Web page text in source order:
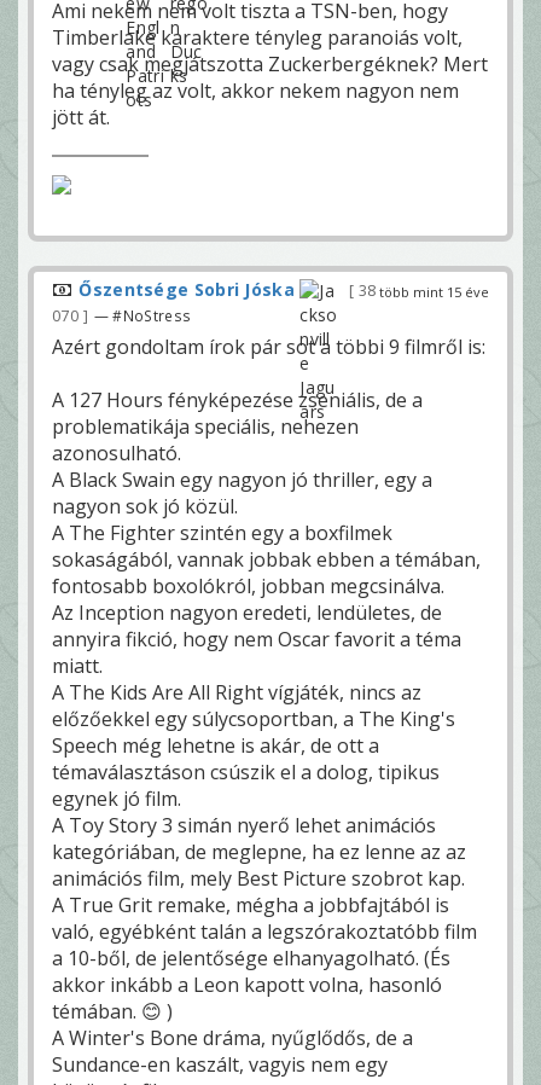
Ami nekem nem volt tiszta a TSN-ben, hogy
Timberlake karaktere tényleg paranoiás volt,
vagy csak megjátszotta Zuckerbergéknek? Mert
ha tényleg az volt, akkor nekem nagyon nem
jött át.
több mint 15 éve
Őszentsége Sobri Jóska
38
070
— #NoStress
Azért gondoltam írok pár sot a többi 9 filmről is:
A 127 Hours fényképezése zseniális, de a
problematikája speciális, nehezen
azonosulható.
A Black Swain egy nagyon jó thriller, egy a
nagyon sok jó közül.
A The Fighter szintén egy a boxfilmek
sokaságából, vannak jobbak ebben a témában,
fontosabb boxolókról, jobban megcsinálva.
Az Inception nagyon eredeti, lendületes, de
annyira fikció, hogy nem Oscar favorit a téma
miatt.
A The Kids Are All Right vígjáték, nincs az
előzőekkel egy súlycsoportban, a The King's
Speech még lehetne is akár, de ott a
témaválasztáson csúszik el a dolog, tipikus
egynek jó film.
A Toy Story 3 simán nyerő lehet animációs
kategóriában, de meglepne, ha ez lenne az az
animációs film, mely Best Picture szobrot kap.
A True Grit remake, mégha a jobbfajtából is
való, egyébként talán a legszórakoztatóbb film
a 10-ből, de jelentősége elhanyagolható. (És
akkor inkább a Leon kapott volna, hasonló
témában. 😊 )
A Winter's Bone dráma, nyűglődős, de a
Sundance-en kaszált, vagyis nem egy